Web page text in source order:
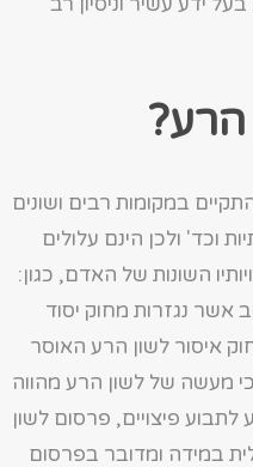
הרע?
במקומות רבים ושונים
וכד' ולכן הינם עלולים
השונות של האדם, כגון:
אשר נגזרות מחוק יסוד
איסור לשון הרע האוסר
מעשה של לשון הרע מהווה
לתבוע פיצויים, פרסום לשון
במידה ומדובר בפרסום